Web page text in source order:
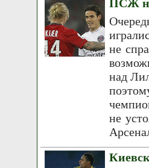
ПСЖ
не
над
не